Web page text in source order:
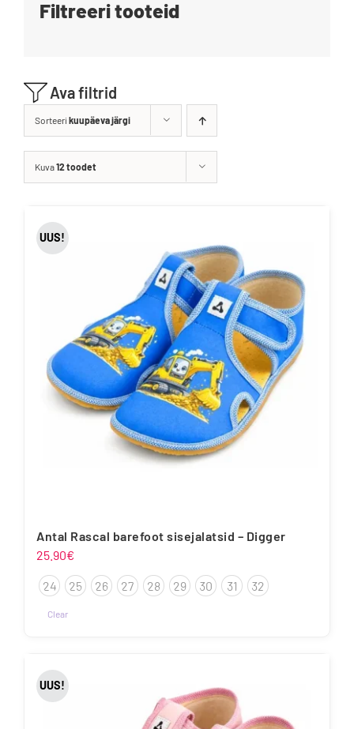
BrändidAva filtrid
Sorteeri kuupäeva järgi
Kuva12 toodet
UUS!
Antal Rascal barefoot sisejalatsid – Digger
25.90€
24 25 26 27 28 29 30 31 32
Clear
on
mitu
UUS!
Filtreeri tooteid